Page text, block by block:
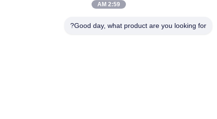
2:59 AM
Good day, what product are you looking for?